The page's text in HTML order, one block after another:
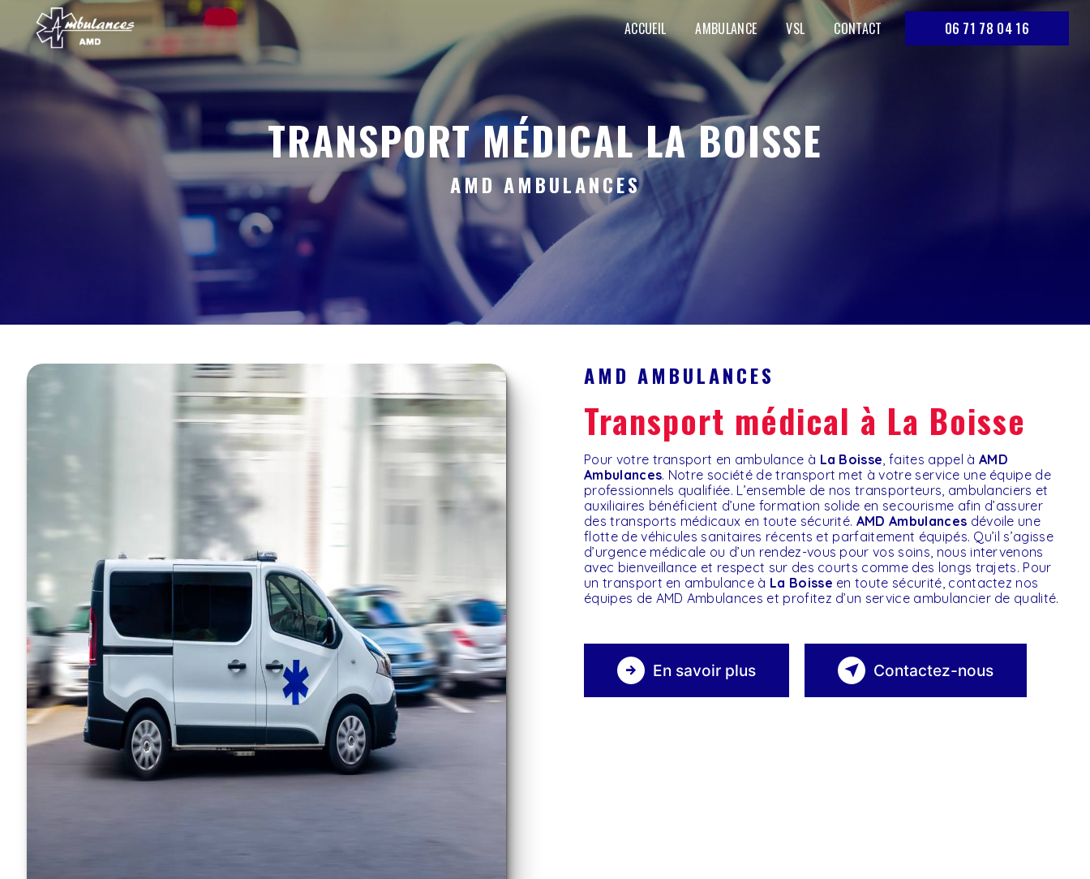
ACCUEIL AMBULANCE VSL CONTACT 06 71 78 04 16
TRANSPORT MÉDICAL LA BOISSE
AMD AMBULANCES
AMD AMBULANCES
transport médical à La Boisse
Pour votre transport en ambulance à La Boisse, faites appel à AMD
Ambulances. Notre société de transport met à votre service une équipe de
professionnels qualifiée. L’ensemble de nos transporteurs, ambulanciers et
auxiliaires bénéficient d’une formation solide en secourisme afin d’assurer
des transports médicaux en toute sécurité. AMD Ambulances dévoile une
flotte de véhicules sanitaires récents et parfaitement équipés. Qu’il s’agisse
d’urgence médicale ou d’un rendez-vous pour vos soins, nous intervenons
avec bienveillance et respect sur des courts comme des longs trajets. Pour
un transport en ambulance à La Boisse en toute sécurité, contactez nos
équipes de AMD Ambulances et profitez d’un service ambulancier de qualité.
En savoir plus Contactez-nous
Panneau de gestion des cookies